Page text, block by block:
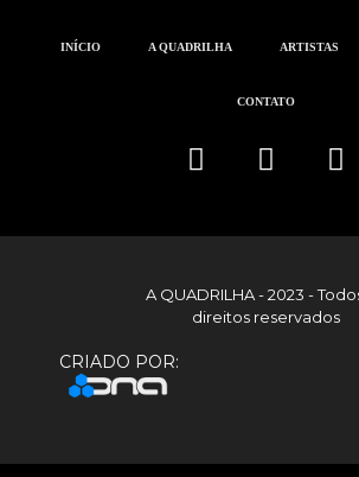
INÍCIO A QUADRILHA ARTISTAS
CONTATO
A QUADRILHA - 2023 -
direitos reservados
CRIADO POR: